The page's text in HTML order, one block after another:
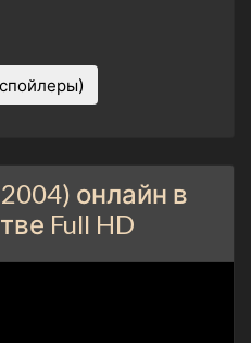
онлайн в
Full HD